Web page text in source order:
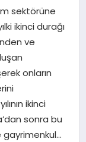
sektörüne
ikinci durağı
ve
onların
ikinci
sonra bu
gayrimenkul…